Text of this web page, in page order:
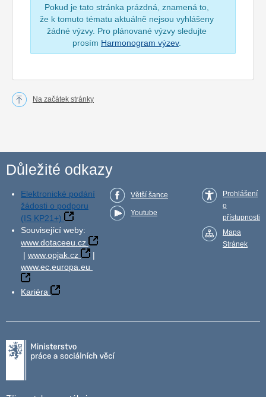
Pokud je tato stránka prázdná, znamená to,
že k tomuto tématu aktuálně nejsou vyhlášeny
žádné výzvy. Pro plánované výzvy sledujte
prosím Harmonogram výzev.
Na začátek stránky
Důležité odkazy
Elektronické podání
žádosti o podporu
(IS KP21+)
Související weby:
www.dotaceeu.cz
| www.opjak.cz
|
www.ec.europa.eu
Kariéra
Větší šance
Youtube
Prohlášení
o
přístupnosti
Mapa
Stránek